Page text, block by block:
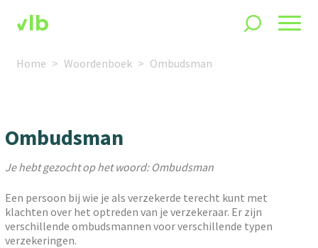
Home Woordenboek Ombudsman
Ombudsman
Je hebt gezocht op het woord: Ombudsman
Een persoon bij wie je als verzekerde terecht kunt met
klachten over het optreden van je verzekeraar. Er zijn
verschillende ombudsmannen voor verschillende typen
verzekeringen.